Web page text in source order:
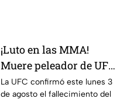
¡Luto en las MMA!
Muere peleador de UFC
tras sufrir infarto
mientras dormía
La UFC confirmó este lunes 3
de agosto el fallecimiento del